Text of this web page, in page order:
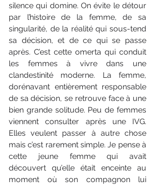
silence qui domine. On évite le détour
par l’histoire de la femme, de sa
singularité, de la réalité qui sous-tend
sa décision, et de ce qui se passe
après. C’est cette omerta qui conduit
les femmes à vivre dans une
clandestinité moderne. La femme,
dorénavant entièrement responsable
de sa décision, se retrouve face à une
bien grande solitude. Peu de femmes
viennent consulter après une IVG.
Elles veulent passer à autre chose
mais c’est rarement simple. Je pense à
cette jeune femme qui avait
découvert qu’elle était enceinte au
moment où son compagnon lui